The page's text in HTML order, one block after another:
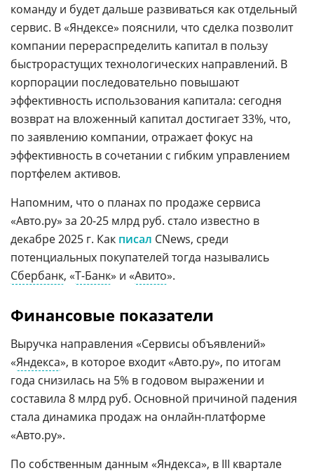
команду и будет дальше развиваться как отдельный
сервис. В «Яндексе» пояснили, что сделка позволит
компании перераспределить капитал в пользу
быстрорастущих технологических направлений. В
корпорации последовательно повышают
эффективность использования капитала: сегодня
возврат на вложенный капитал достигает 33%, что,
по заявлению компании, отражает фокус на
эффективность в сочетании с гибким управлением
портфелем активов.
Напомним, что о планах по продаже сервиса
«Авто.ру» за 20-25 млрд руб. стало известно в
декабре 2025 г. Как писал CNews, среди
потенциальных покупателей тогда назывались
Сбербанк, «Т-Банк» и «Авито».
Финансовые показатели
Выручка направления «Сервисы объявлений»
«Яндекса», в которое входит «Авто.ру», по итогам
года снизилась на 5% в годовом выражении и
составила 8 млрд руб. Основной причиной падения
стала динамика продаж на онлайн-платформе
«Авто.ру».
По собственным данным «Яндекса», в III квартале